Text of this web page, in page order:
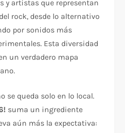
y artistas que representan
rock, desde lo alternativo
por sonidos más
Esta diversidad
un verdadero mapa
se queda solo en lo local.
suma un ingrediente
aún más la expectativa: